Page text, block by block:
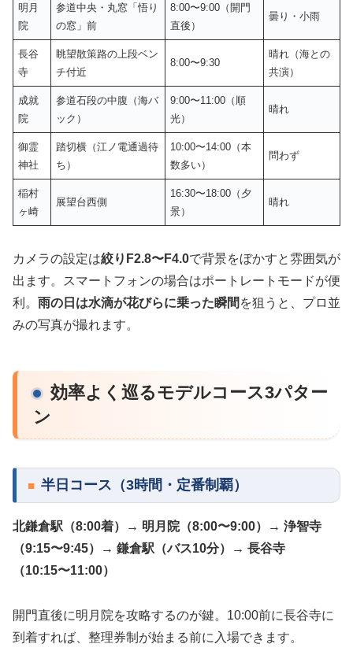
明月
院
参道中央・丸窓「悟り
の窓」前
8:00〜9:00（開門
直後）
曇り・小雨
長谷
寺
眺望散策路の上段ベン
チ付近
8:00〜9:30
晴れ（海との
共演）
成就
院
参道石段の中腹（海バ
ック）
9:00〜11:00（順
光）
晴れ
御霊
神社
踏切横（江ノ電通過待
ち）
10:00〜14:00（本
数多い）
問わず
稲村
ヶ崎
展望台西側
16:30〜18:00（夕
景）
晴れ
カメラの設定は絞りF2.8〜F4.0で背景をぼかすと雰囲気が
出ます。スマートフォンの場合はポートレートモードが便
利。 雨の日は水滴が花びらに乗った瞬間 を狙うと、プロ並
みの写真が撮れます。
効率よく巡るモデルコース3パター
ン
半日コース（3時間・定番制覇）
北鎌倉駅（8:00着）→ 明月院（8:00〜9:00）→ 浄智寺
（9:15〜9:45）→ 鎌倉駅（バス10分）→ 長谷寺
（10:15〜11:00）
開門直後に明月院を攻略するのが鍵。10:00前に長谷寺に
到着すれば、整理券制が始まる前に入場できます。